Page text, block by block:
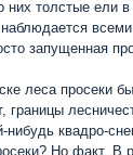
них толстые ели
запущенная
леса просеки
квадро-
Но факт. В